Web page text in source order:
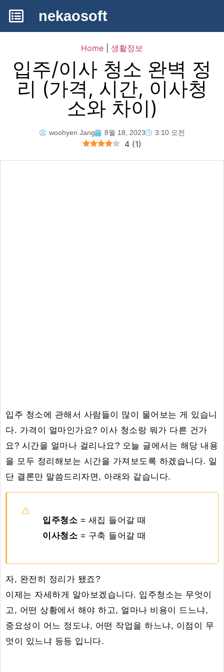
nekaosoft
Home 생활정보
입주/이사 청소 완벽 정
리 (가격, 시간, 이사청
소와 차이)
woohyen Jang 8월 18, 2023 3:10 오전
4 (1)
입주 청소에 관해서 사람들이 많이 물어보는 게 있습니
다. 가격이 얼마인가요? 이사 청소랑 뭐가 다른 건가
요? 시간을 얼마나 걸리나요? 오늘 글에서는 해당 내용
을 모두 정리해보는 시간을 가져보도록 하겠습니다. 일
단 결론만 말씀드리자면, 아래와 같습니다.
입주청소 = 새집 들어갈 때
이사청소 = 구축 들어갈 때
자, 완전히 정리가 됐죠?
이제는 자세하게 알아보겠습니다. 입주청소는 무엇이
고, 어떤 상황에서 해야 하고, 얼마나 비용이 드느냐,
중요성이 어느 정도냐, 어떤 작업을 하느냐, 이점이 무
엇이 있느냐 등등 입니다.